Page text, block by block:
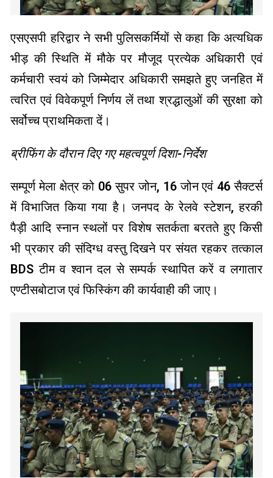
एसएसपी हरिद्वार ने सभी पुलिसकर्मियों से कहा कि अत्यधिक
भीड़ की स्थिति में मौके पर मौजूद प्रत्येक अधिकारी एवं
कर्मचारी स्वयं को जिम्मेदार अधिकारी समझते हुए जनहित में
त्वरित एवं विवेकपूर्ण निर्णय लें तथा श्रद्धालुओं की सुरक्षा को
सर्वोच्च प्राथमिकता दें।
ब्रीफिंग के दौरान दिए गए महत्वपूर्ण दिशा-निर्देश
सम्पूर्ण मेला क्षेत्र को 06 सुपर जोन, 16 जोन एवं 46 सैक्टर्स
में विभाजित किया गया है। जनपद के रेलवे स्टेशन, हरकी
पैड़ी आदि स्नान स्थलों पर विशेष सतर्कता बरतते हुए किसी
भी प्रकार की संदिग्ध वस्तु दिखने पर संयत रहकर तत्काल
BDS टीम व श्वान दल से सम्पर्क स्थापित करें व लगातार
एण्टीसबोटाज एवं फिस्किंग की कार्यवाही की जाए।